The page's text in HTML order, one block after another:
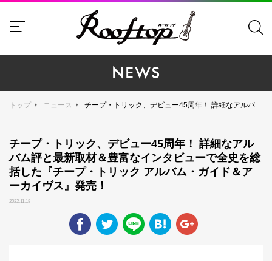
NEWS
トップ ニュース チープ・トリック、デビュー45周年！ 詳細なアルバム評と最新取材＆豊富なインタビューで全史を総括した『チープ・トリック アルバム・ガイド＆アーカイヴス』発売！
チープ・トリック、デビュー45周年！ 詳細なアル
バム評と最新取材＆豊富なインタビューで全史を総
括した『チープ・トリック アルバム・ガイド＆ア
ーカイヴス』発売！
2022.11.18